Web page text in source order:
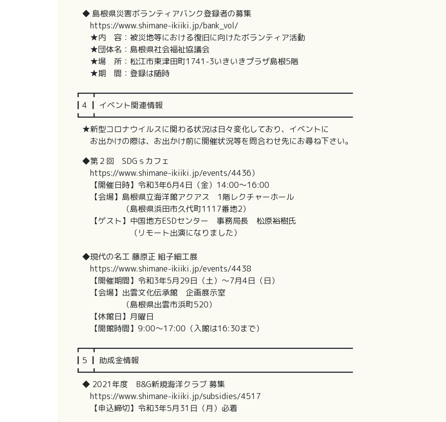
◆ 島根県災害ボランティアバンク登録者の募集
https://www.shimane-ikiiki.jp/bank_vol/
★内 容：被災地等における復旧に向けたボランティア活動
★団体名：島根県社会福祉協議会
★場 所：松江市東津田町1741-3いきいきプラザ島根5階
★期 間：登録は随時
┏━┳━━━━━━━━━━━━━━━━━━━━━━━━━━━━━━━━
┃4 ┃ イベント関連情報
┗━┻━━━━━━━━━━━━━━━━━━━━━━━━━━━━━━━━
★新型コロナウイルスに関わる状況は日々変化しており、イベントに
お出かけの際は、お出かけ前に開催状況等を問合わせ先にお尋ね下さい。
◆第２回 SDGｓカフェ
https://www.shimane-ikiiki.jp/events/4436）
【開催日時】令和3年6月4日（金）14:00～16:00
【会場】島根県立海洋館アクアス 1階レクチャーホール
（島根県浜田市久代町1117番地2）
【ゲスト】中国地方ESDセンター 事務局長 松原裕樹氏
（リモート出演になりました）
◆現代の名工 藤原正 組子細工展
https://www.shimane-ikiiki.jp/events/4438
【開催期間】令和3年5月29日（土）～7月4日（日）
【会場】出雲文化伝承館 企画展示室
（島根県出雲市浜町520）
【休館日】月曜日
【開館時間】9:00～17:00（入館は16:30まで）
┏━┳━━━━━━━━━━━━━━━━━━━━━━━━━━━━━━━━
┃5 ┃ 助成金情報
┗━┻━━━━━━━━━━━━━━━━━━━━━━━━━━━━━━━━
◆ 2021年度 B&G新規海洋クラブ 募集
https://www.shimane-ikiiki.jp/subsidies/4517
【申込締切】令和3年5月31日（月）必着